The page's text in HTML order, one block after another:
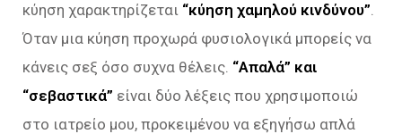
κύηση χαρακτηρίζεται “κύηση χαμηλού κινδύνου”.
Όταν μια κύηση προχωρά φυσιολογικά μπορείς να
κάνεις σεξ όσο συχνα θέλεις. “Απαλά” και
“σεβαστικά” είναι δύο λέξεις που χρησιμοποιώ
στο ιατρείο μου, προκειμένου να εξηγήσω απλά